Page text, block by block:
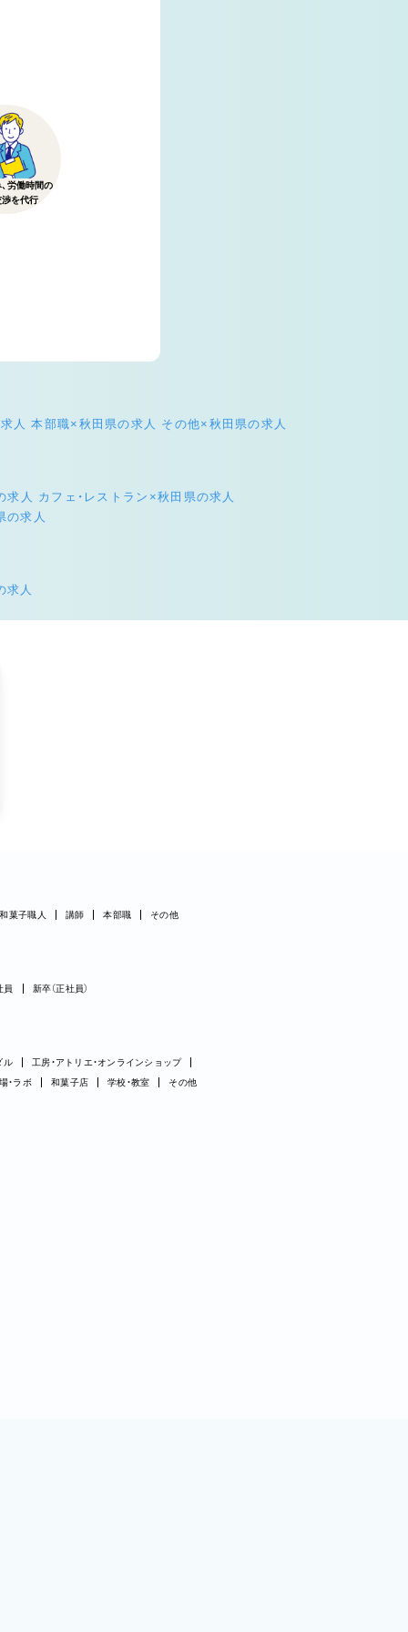
、労働時間の
渉を代行
人 本部職×秋田県の求人 その他×秋田県の求人
求人
カフェ・レストラン×秋田県の求人
の求人
求人
和菓子職人 講師 本部職 その他
員 新卒（正社員）
ル
工房・アトリエ・オンラインショップ
・ラボ
和菓子店 学校・教室 その他